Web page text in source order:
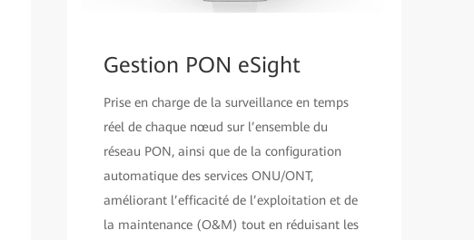
Gestion PON eSight
Prise en charge de la surveillance en temps
réel de chaque nœud sur l’ensemble du
réseau PON, ainsi que de la configuration
automatique des services ONU/ONT,
améliorant l’efficacité de l’exploitation et de
la maintenance (O&M) tout en réduisant les